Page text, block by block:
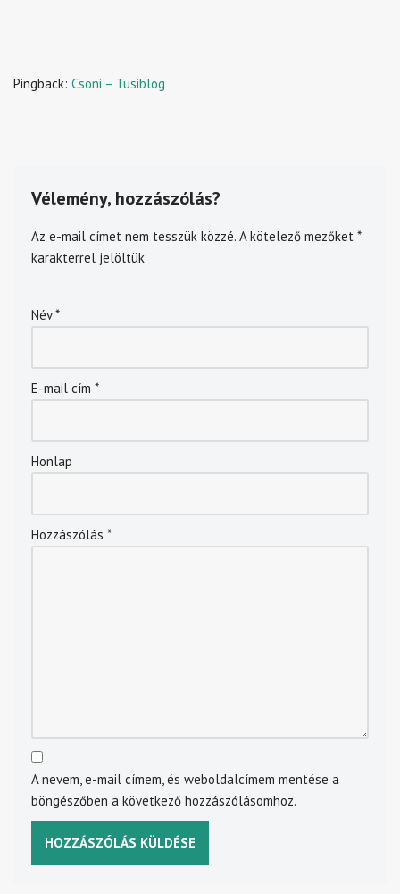
Pingback: Csoni – Tusiblog
Vélemény, hozzászólás?
Az e-mail címet nem tesszük közzé. A kötelező mezőket *
karakterrel jelöltük
Név*
E-mail cím *
Honlap
Hozzászólás *
A nevem, e-mail címem, és weboldalcímem mentése a
böngészőben a következő hozzászólásomhoz.